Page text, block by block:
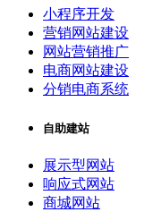
小程序开发
营销网站建设
网站营销推广
电商网站建设
分销电商系统
自助建站
展示型网站
响应式网站
商城网站